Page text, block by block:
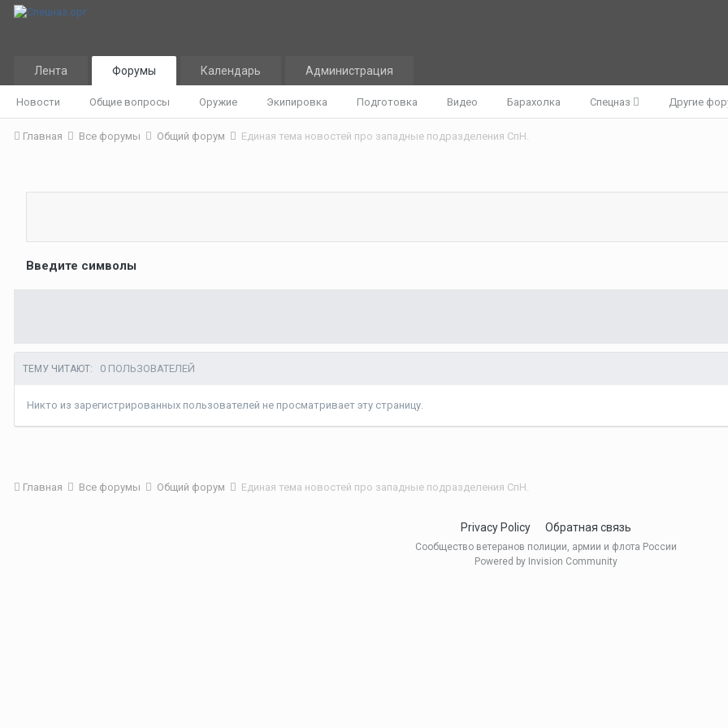
Лента Форумы
Новости Общие вопросы Оружие Экипировка Подготовка Видео Барахолка Спецназ Другие
Календарь Администрация
Главная Все форумы Общий форум Единая тема новостей про западные подразделения СпН.
Введите символы
ТЕМУ ЧИТАЮТ: 0 ПОЛЬЗОВАТЕЛЕЙ
Никто из зарегистрированных пользователей не просматривает эту страницу.
Главная Все форумы Общий форум Единая тема новостей про западные подразделения СпН.
Privacy Policy Обратная связь
Сообщество ветеранов полиции, армии и флота России
Powered by Invision Community